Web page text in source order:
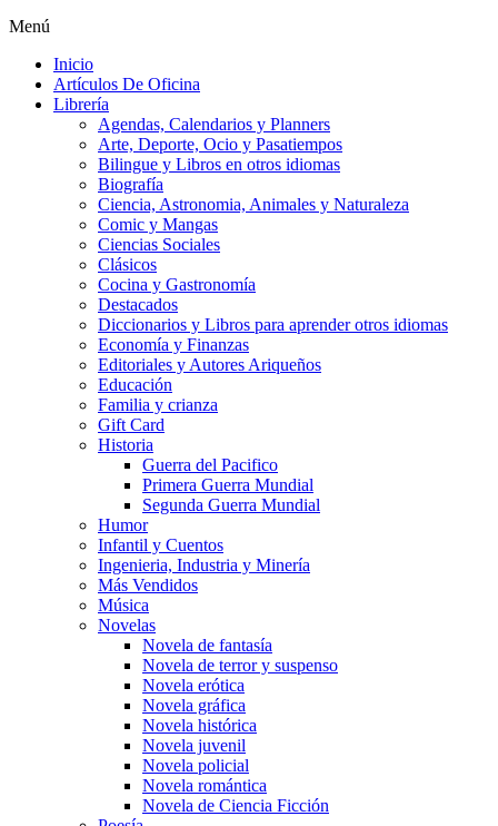
Menú
Inicio
Artículos De Oficina
Librería
Agendas, Calendarios y Planners
Arte, Deporte, Ocio y Pasatiempos
Bilingue y Libros en otros idiomas
Biografía
Ciencia, Astronomia, Animales y Naturaleza
Comic y Mangas
Ciencias Sociales
Clásicos
Cocina y Gastronomía
Destacados
Diccionarios y Libros para aprender otros idiomas
Economía y Finanzas
Editoriales y Autores Ariqueños
Educación
Familia y crianza
Gift Card
Historia
Guerra del Pacifico
Primera Guerra Mundial
Segunda Guerra Mundial
Humor
Infantil y Cuentos
Ingenieria, Industria y Minería
Más Vendidos
Música
Novelas
Novela de fantasía
Novela de terror y suspenso
Novela erótica
Novela gráfica
Novela histórica
Novela juvenil
Novela policial
Novela romántica
Novela de Ciencia Ficción